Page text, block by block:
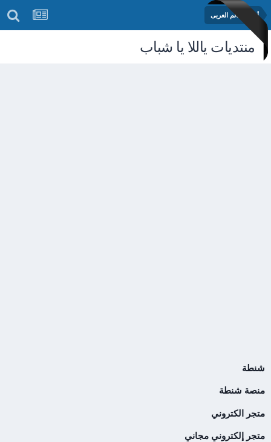
أخبار العالم العربى
منتديات ياللا يا شباب
شنطة
منصة شنطة
متجر الكتروني
متجر إلكتروني مجاني